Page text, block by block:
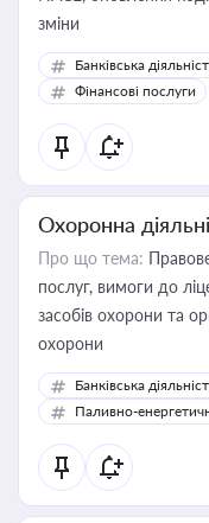
зміни
Банківська
Фінансові послуги
Охоронна
Про що тема:
послуг, вимоги до
засобів охорони та
охорони
Банківська
Паливно-